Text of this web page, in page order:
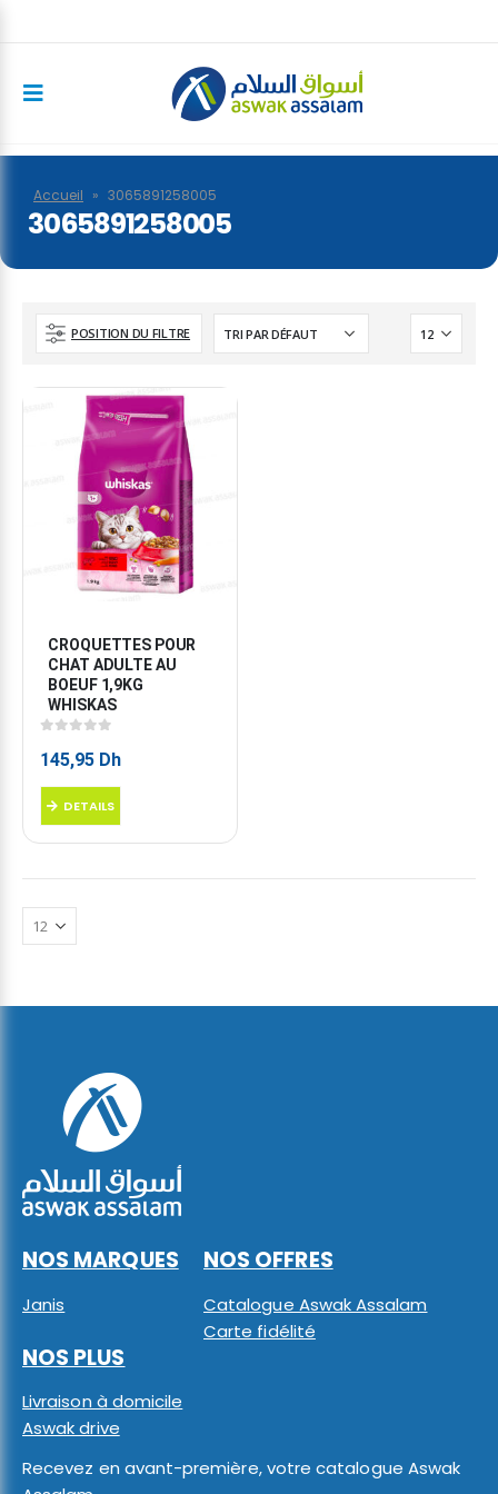
Accueil » 3065891258005
3065891258005
POSITION DU FILTRE
CROQUETTES POUR
CHAT ADULTE AU
BOEUF 1,9KG
WHISKAS
145,95 Dh
DETAILS
NOS MARQUES
Janis
NOS OFFRES
Catalogue Aswak Assalam
Carte fidélité
NOS PLUS
Livraison à domicile
Aswak drive
Recevez en avant-première, votre catalogue Aswak